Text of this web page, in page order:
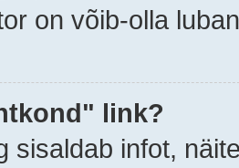
on võib-olla
link?
sisaldab infot,